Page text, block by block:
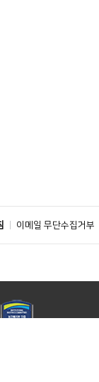
이메일 무단수집거부